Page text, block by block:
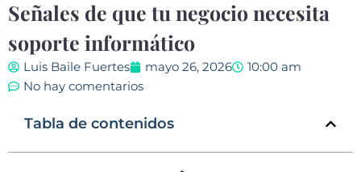
Señales de que tu negocio necesita
soporte informático
Luis Baile Fuertes mayo 26, 2026
10:00 am
No hay comentarios
Tabla de contenidos